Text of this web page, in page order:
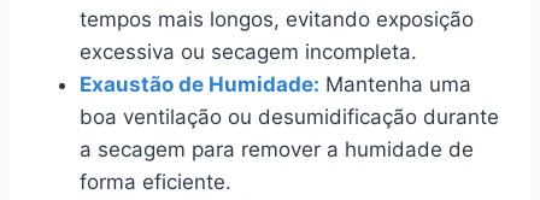
tempos mais longos, evitando exposição
excessiva ou secagem incompleta.
Exaustão de Humidade: Mantenha uma
boa ventilação ou desumidificação durante
a secagem para remover a humidade de
forma eficiente.